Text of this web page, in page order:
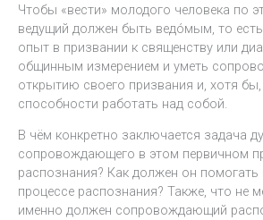
Чтобы «вести» молодого человека по
ведущий должен быть ведóмым, то
опыт в призвании к священству или
общинным измерением и уметь
открытию своего призвания и, хотя
способности работать над собой.
В чём конкретно заключается задача
сопровождающего в этом первичном
распознания? Как должен он помогать
процессе распознания? Также, что не
именно должен сопровождающий